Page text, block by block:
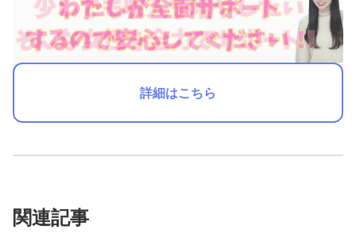
詳細はこちら
関連記事